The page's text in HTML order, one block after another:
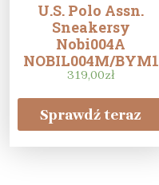
U.S. Polo Assn.
Sneakersy
Nobi004A
NOBIL004M/BYM1
Czarny
319,00zł
Sprawdź teraz